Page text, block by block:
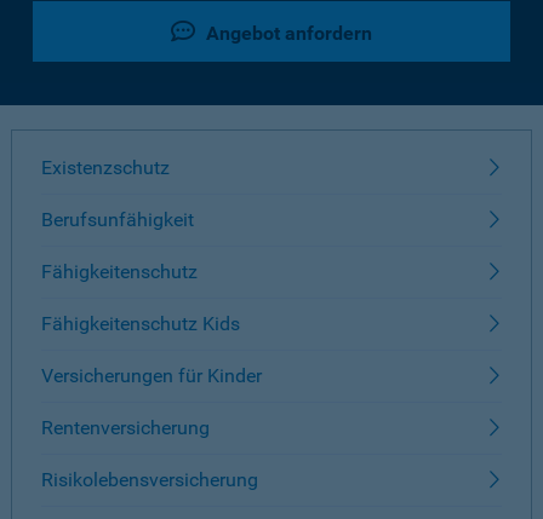
Angebot anfordern
Existenzschutz
Berufsunfähigkeit
Fähigkeitenschutz
Fähigkeitenschutz Kids
Versicherungen für Kinder
Rentenversicherung
Risikolebensversicherung